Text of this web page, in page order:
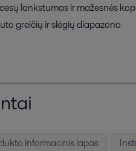
lankstumas ir mažesnės
greičių ir slėgių diapazono
informacinis lapas